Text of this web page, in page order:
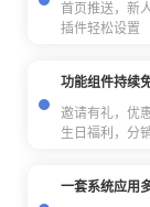
首页推送，新
插件轻松设置
功能组件持续
邀请有礼，优
生日福利，分
一套系统应用